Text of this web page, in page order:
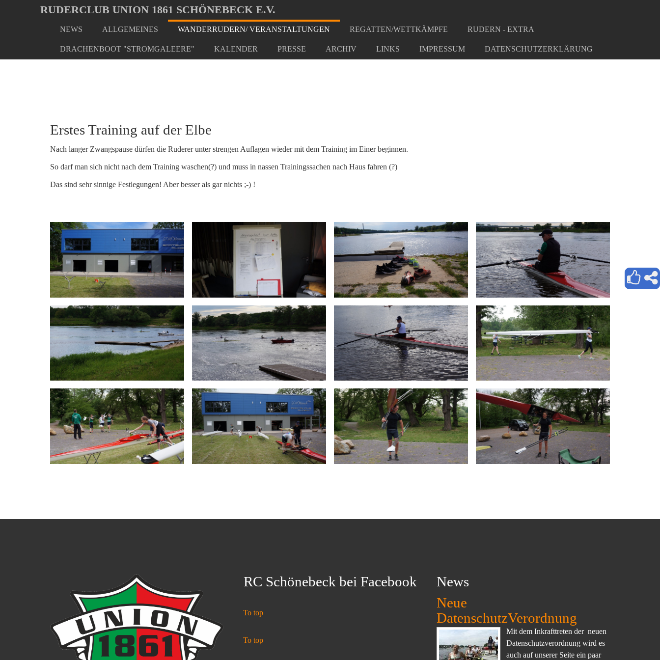
Oops, an error occurred! Code: 20260808024228bad0d2b5
main
RUDERCLUB UNION 1861 SCHÖNEBECK E.V.
NEWS ALLGEMEINES WANDERRUDERN/ VERANSTALTUNGEN REGATTEN/WETTKÄMPFE RUDERN - EXTRA
DRACHENBOOT "STROMGALEERE" KALENDER PRESSE ARCHIV LINKS IMPRESSUM DATENSCHUTZERKLÄRUNG
here:
Erstes Training auf der Elbe
Nach langer Zwangspause dürfen die Ruderer unter strengen Auflagen wieder mit dem Training im Einer beginnen.
So darf man sich nicht nach dem Training waschen(?) und muss in nassen Trainingssachen nach Haus fahren (?)
Das sind sehr sinnige Festlegungen! Aber besser als gar nichts ;-) !
RC Schönebeck bei Facebook
To top
To top
News
Neue
DatenschutzVerordnung
Mit dem Inkrafttreten der neuen
Datenschutzverordnung wird es
auch auf unserer Seite ein paar